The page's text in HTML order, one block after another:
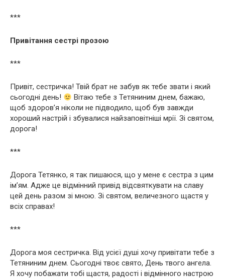
***
Привітання сестрі прозою
***
Привіт, сестричка! Твій брат не забув як тебе звати і який
сьогодні день!
Вітаю тебе з Тетяниним днем, бажаю,
щоб здоров’я ніколи не підводило, щоб був завжди
хороший настрій і збувалися найзаповітніші мрії. Зі святом,
дорога!
***
Дорога Тетянко, я так пишаюся, що у мене є сестра з цим
ім’ям. Адже це відмінний привід відсвяткувати на славу
цей день разом зі мною. Зі святом, величезного щастя у
всіх справах!
***
Дорога моя сестричка. Від усієї душі хочу привітати тебе з
Тетяниним днем. Сьогодні твоє свято, День твого ангела.
Я хочу побажати тобі щастя, радості і відмінного настрою